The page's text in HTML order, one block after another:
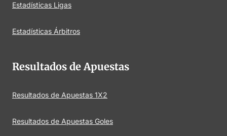
Estadísticas Ligas
Estadísticas Árbitros
Resultados de Apuestas
Resultados de Apuestas 1X2
Resultados de Apuestas Goles